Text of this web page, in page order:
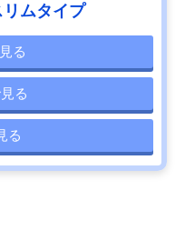
ムタイプ
る
る
る